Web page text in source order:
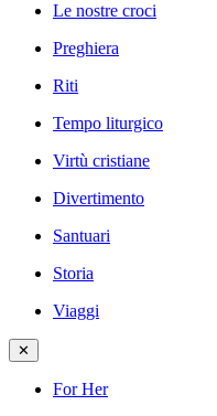
Le nostre croci
Preghiera
Riti
Tempo liturgico
Virtù cristiane
Divertimento
Santuari
Storia
Viaggi
✕
For Her